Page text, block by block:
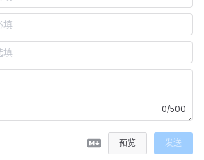
0/500
预览 发送